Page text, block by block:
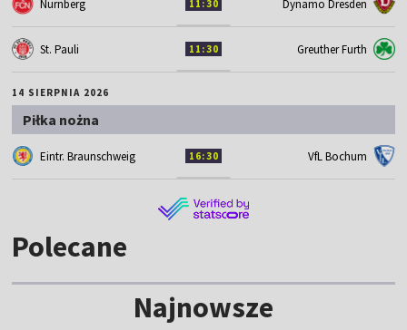
Nurnberg 11:30 Dynamo Dresden
St. Pauli 11:30 Greuther Furth
14 SIERPNIA 2026
Piłka nożna
Eintr. Braunschweig 16:30 VfL Bochum
Polecane
Najnowsze